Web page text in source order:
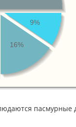
9%
16%
пасмурные